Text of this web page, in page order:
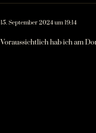
15. September 2024 um 19:14
Voraussichtlich hab ich am